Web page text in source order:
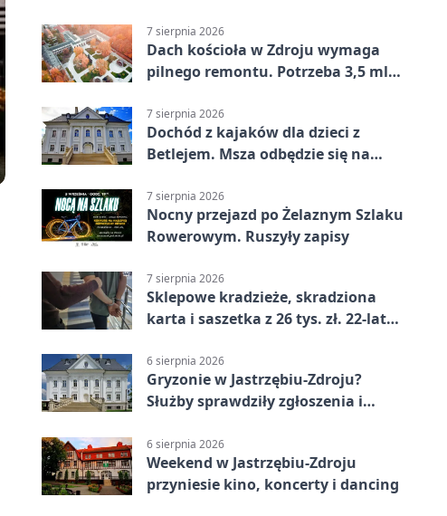
7 sierpnia 2026
Dach kościoła w Zdroju wymaga
pilnego remontu. Potrzeba 3,5 mln
7 sierpnia 2026
Dochód z kajaków dla dzieci z
Betlejem. Msza odbędzie się na
7 sierpnia 2026
Nocny przejazd po Żelaznym Szlaku
Rowerowym. Ruszyły zapisy
7 sierpnia 2026
Sklepowe kradzieże, skradziona
karta i saszetka z 26 tys. zł. 22-latek
6 sierpnia 2026
Gryzonie w Jastrzębiu-Zdroju?
Służby sprawdziły zgłoszenia i
6 sierpnia 2026
Weekend w Jastrzębiu-Zdroju
przyniesie kino, koncerty i dancing